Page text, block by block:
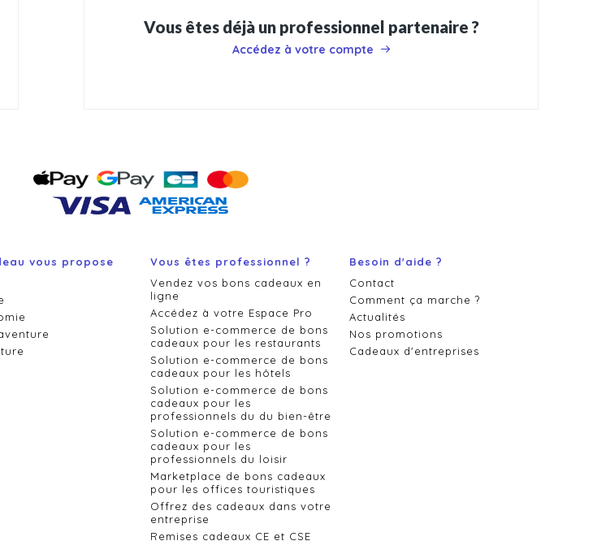
Vous êtes déjà un professionnel partenaire ?
Accédez à votre compte
vous propose
Vous êtes professionnel ?
Vendez vos bons cadeaux en
ligne
Accédez à votre Espace Pro
Solution e-commerce de bons
cadeaux pour les restaurants
Solution e-commerce de bons
cadeaux pour les hôtels
Solution e-commerce de bons
cadeaux pour les
professionnels du du bien-être
Solution e-commerce de bons
cadeaux pour les
professionnels du loisir
Marketplace de bons cadeaux
pour les offices touristiques
Offrez des cadeaux dans votre
entreprise
Remises cadeaux CE et CSE
Besoin d'aide ?
Contact
Comment ça marche ?
Actualités
Nos promotions
Cadeaux d'entreprises